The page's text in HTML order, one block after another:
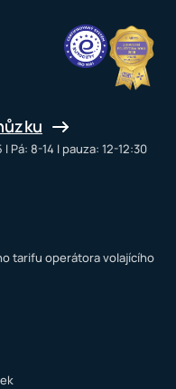
Pá: 8-14 I pauza: 12-12:30
tarifu operátora volajícího